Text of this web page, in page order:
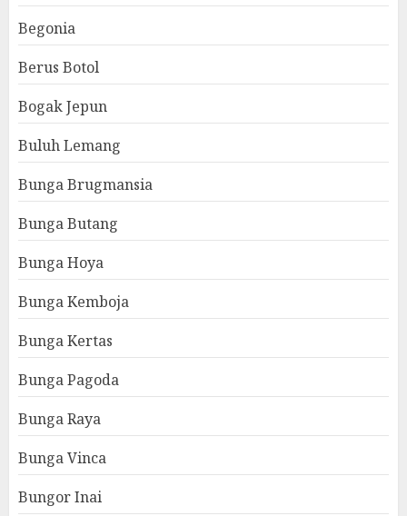
Begonia
Berus Botol
Bogak Jepun
Buluh Lemang
Bunga Brugmansia
Bunga Butang
Bunga Hoya
Bunga Kemboja
Bunga Kertas
Bunga Pagoda
Bunga Raya
Bunga Vinca
Bungor Inai